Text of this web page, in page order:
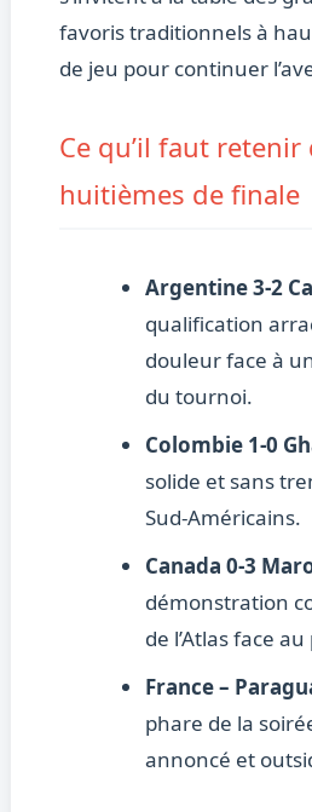
favoris traditionnels à
de jeu pour continuer
Ce qu’il faut retenir
huitièmes de finale
Argentine 3-2
qualification
douleur face à
du tournoi.
Colombie 1-0
solide et sans
Sud-Américains.
Canada 0-3
démonstration
de l’Atlas face
France –
phare de la
annoncé et